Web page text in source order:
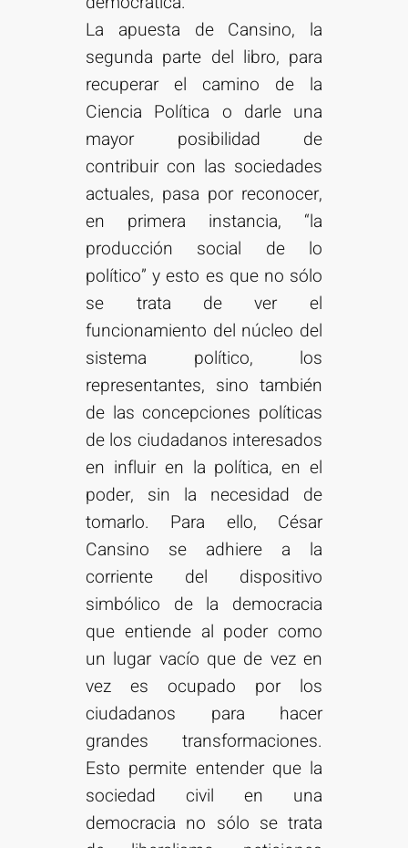
La apuesta de Cansino, la
segunda parte del libro, para
recuperar el camino de la
Ciencia Política o darle una
mayor posibilidad de
contribuir con las sociedades
actuales, pasa por reconocer,
en primera instancia, “la
producción social de lo
político” y esto es que no sólo
se trata de ver el
funcionamiento del núcleo del
sistema político, los
representantes, sino también
de las concepciones políticas
de los ciudadanos interesados
en influir en la política, en el
poder, sin la necesidad de
tomarlo. Para ello, César
Cansino se adhiere a la
corriente del dispositivo
simbólico de la democracia
que entiende al poder como
un lugar vacío que de vez en
vez es ocupado por los
ciudadanos para hacer
grandes transformaciones.
Esto permite entender que la
sociedad civil en una
democracia no sólo se trata